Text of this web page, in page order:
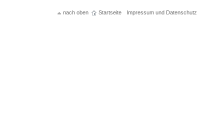
nach oben Startseite Impressum und Datenschutz